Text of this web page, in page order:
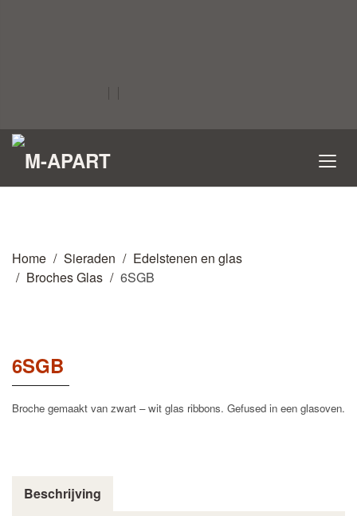
Home Sieraden
Edelstenen en glas
Broches Glas
6SGB
6SGB
Broche gemaakt van zwart – wit glas ribbons. Gefused in een glasoven.
Beschrijving